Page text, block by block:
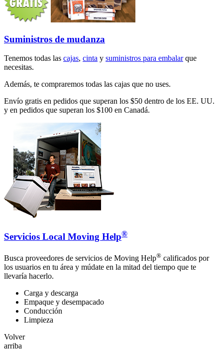
Suministros de mudanza
Tenemos todas las cajas, cinta y suministros para embalarque
necesitas.
Además, te compraremos todas las cajas que no uses.
Envío gratis en pedidos que superan los $50 dentro de los EE. UU.
y en pedidos que superan los $100 en Canadá.
Servicios Local Moving Help®
Busca proveedores de servicios de Moving Help® calificados por
los usuarios en tu área y múdate en la mitad del tiempo que te
llevaría hacerlo.
Carga y descarga
Empaque y desempacado
Conducción
Limpieza
Volver
arriba